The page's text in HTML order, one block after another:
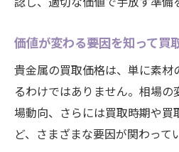
価値が変わる要因を知って買
貴金属の買取価格は、単に素材
るわけではありません。相場
場動向、さらには買取時期や買
ど、さまざまな要因が関わって